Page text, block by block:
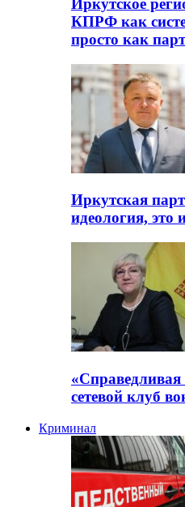
Иркутское
КПРФ как
просто как
Иркутская
идеология, это
сетевой клуб
Криминал